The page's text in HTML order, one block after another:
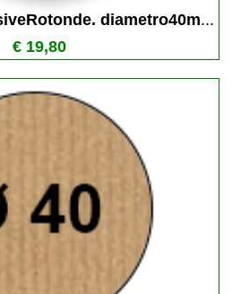
diametro40m...
€ 19,80